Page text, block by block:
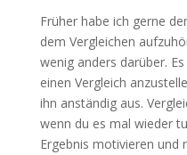
Früher habe ich gerne
dem Vergleichen
wenig anders darüber.
einen Vergleich
ihn anständig aus.
wenn du es mal wieder
Ergebnis motivieren und